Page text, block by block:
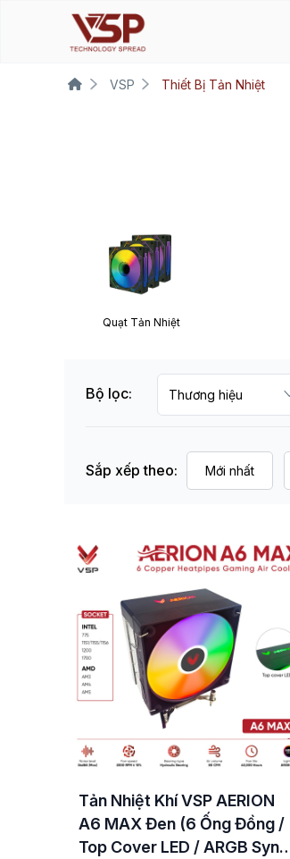
VSP Thiết Bị Tản Nhiệt
Quạt Tản Nhiệt
Bộ lọc:
Sắp xếp theo: Mới nhất
Tản Nhiệt Khí VSP AERION
A6 MAX Đen (6 Ống Đồng /
Top Cover LED / ARGB Sync